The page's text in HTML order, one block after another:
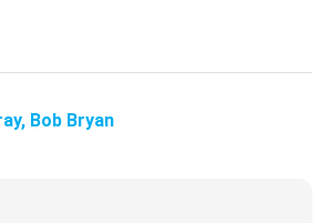
Bob Bryan